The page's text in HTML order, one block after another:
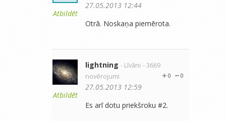
Atbildēt
27.05.2013 12:44
Otrā. Noskaņa piemērota.
Atbildēt
lightning - Līvāni - 3669
novērojumi
0
0
27.05.2013 12:59
Es arī dotu priekšroku #2.